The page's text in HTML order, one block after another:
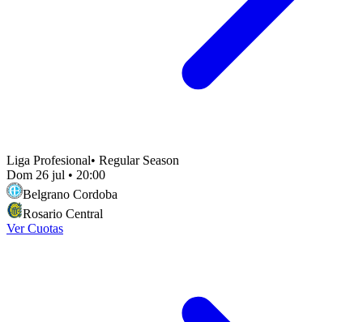
Liga Profesional• Regular Season
Dom 26 jul • 20:00
Belgrano Cordoba
Rosario Central
Ver Cuotas